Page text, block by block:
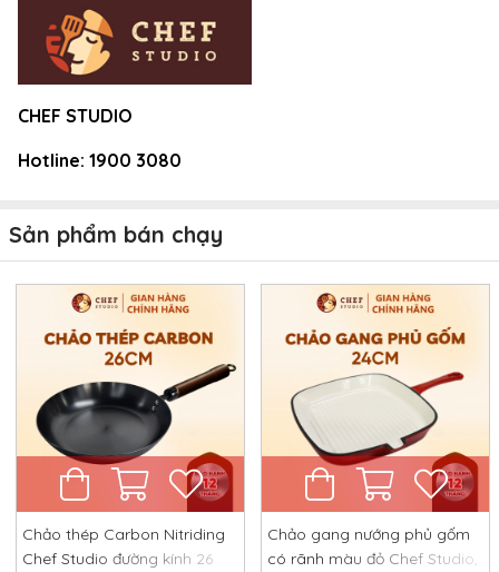
CHEF STUDIO
Hotline: 1900 3080
Sản phẩm bán chạy
Chảo thép Carbon Nitriding
Chef Studio đường kính 26
Chảo gang nướng phủ gốm
có rãnh màu đỏ Chef Studio,